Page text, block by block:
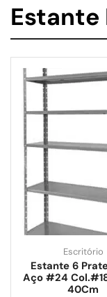
Estante
Escritório
Estante 6
Aço #24
40Cm